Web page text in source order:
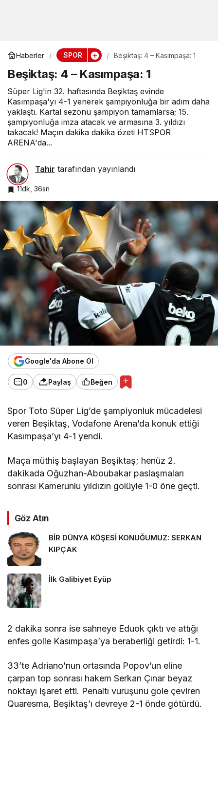
Haberler SPOR Beşiktaş: 4 – Kasımpaşa: 1
Beşiktaş: 4 – Kasımpaşa: 1
Süper Lig'in 32. haftasında Beşiktaş evinde
Kasımpaşa'yı 4-1 yenerek şampiyonluğa bir adım daha
yaklaştı. Kartal sezonu şampiyon tamamlarsa; 15.
şampiyonluğa imza atacak ve armasına 3. yıldızı
takacak! Maçın dakika dakika özeti HTSPOR
ARENA'da...
Tahir tarafından yayınlandı
11dk, 36sn
Google'da Abone Ol
0 Paylaş Beğen
Spor Toto Süper Lig’de şampiyonluk mücadelesi
veren Beşiktaş, Vodafone Arena’da konuk ettiği
Kasımpaşa’yı 4-1 yendi.
Maça müthiş başlayan Beşiktaş; henüz 2.
dakikada Oğuzhan-Aboubakar paslaşmaları
sonrası Kamerunlu yıldızın golüyle 1-0 öne geçti.
Göz Atın
BİR DÜNYA KÖŞESİ KONUĞUMUZ: SERKAN
KIPÇAK
İlk Galibiyet Eyüp
2 dakika sonra ise sahneye Eduok çıktı ve attığı
enfes golle Kasımpaşa’ya beraberliği getirdi: 1-1.
33’te Adriano’nun ortasında Popov’un eline
çarpan top sonrası hakem Serkan Çınar beyaz
noktayı işaret etti. Penaltı vuruşunu gole çeviren
Quaresma, Beşiktaş’ı devreye 2-1 önde götürdü.